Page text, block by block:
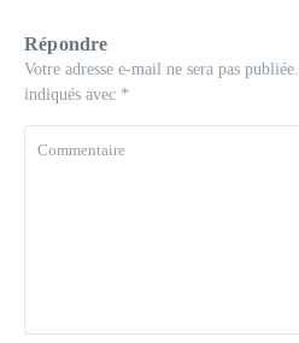
Répondre
Votre adresse e-mail ne sera pas publiée.
indiqués avec *